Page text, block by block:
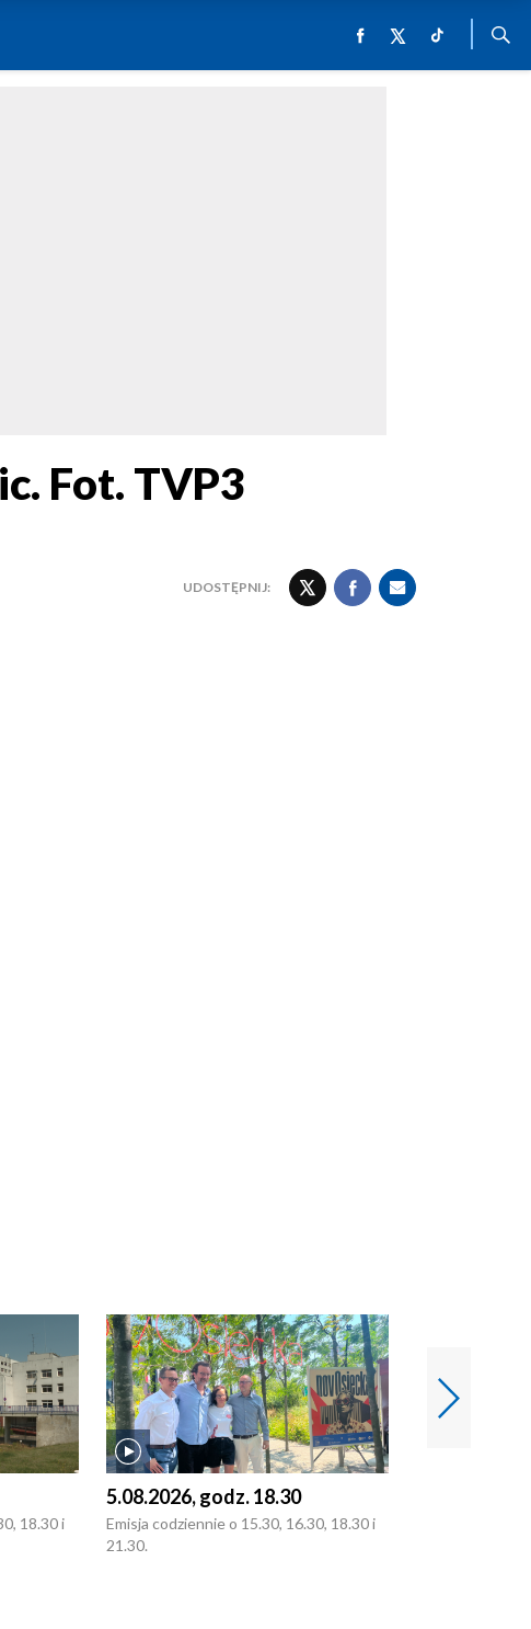
Fot. TVP3
UDOSTĘPNIJ:
18.30 i
5.08.2026, godz. 18.30
Emisja codziennie o 15.30, 16.30, 18.30 i
21.30.